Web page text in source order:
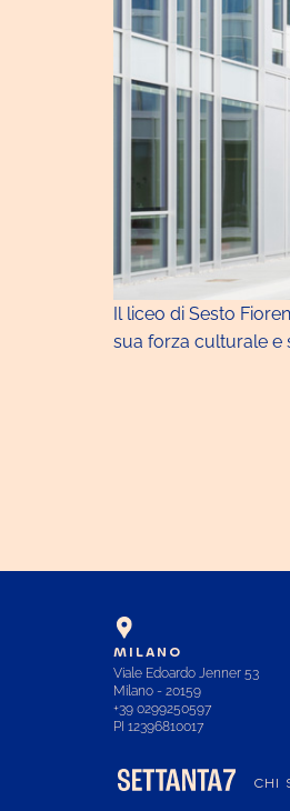
Il liceo di Sesto
sua forza culturale e
MILANO
Viale Edoardo Jenner 53
Milano - 20159
+39 0299250597
PI 12396810017
CHI